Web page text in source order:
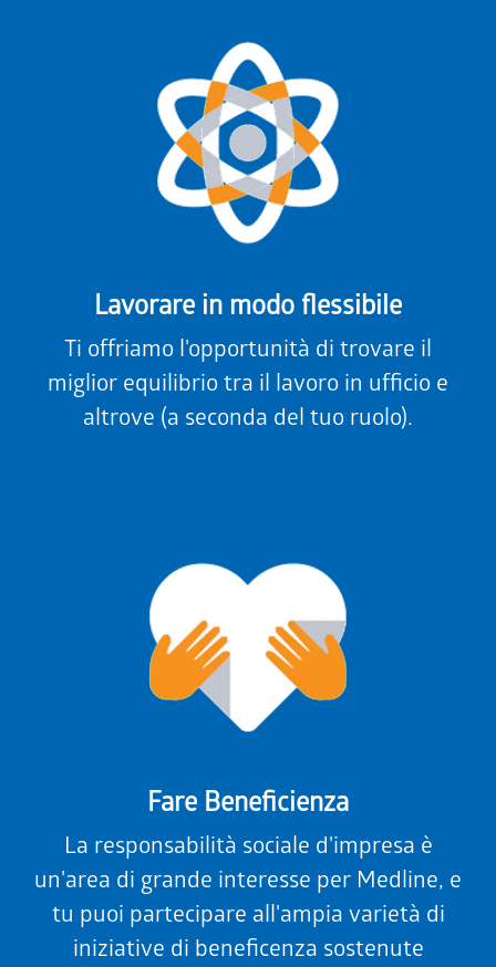
Lavorare in modo flessibile
Ti offriamo l'opportunità di trovare il
miglior equilibrio tra il lavoro in ufficio e
altrove (a seconda del tuo ruolo).
Fare Beneficienza
La responsabilità sociale d'impresa è
un'area di grande interesse per Medline, e
tu puoi partecipare all'ampia varietà di
iniziative di beneficenza sostenute